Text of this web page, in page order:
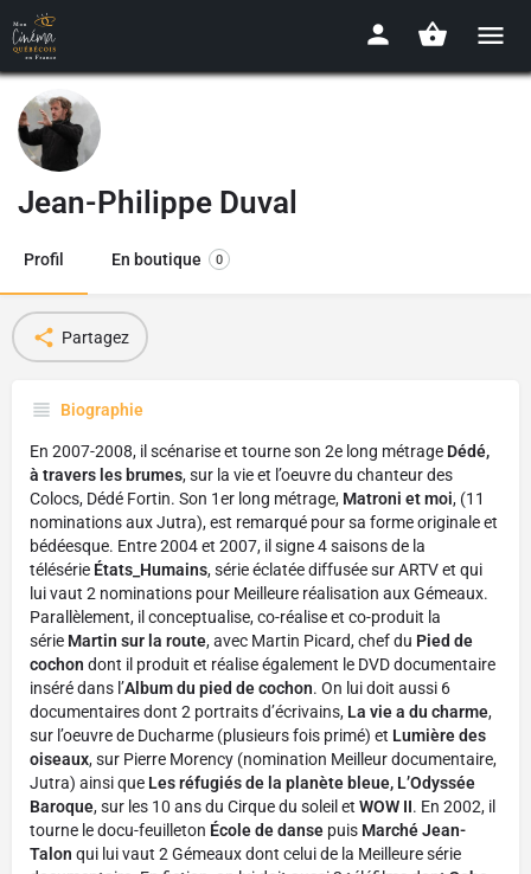
Jean-Philippe Duval
Profil En boutique 0
Partagez
Biographie
En 2007-2008, il scénarise et tourne son 2e long métrage Dédé,
à travers les brumes, sur la vie et l’oeuvre du chanteur des
Colocs, Dédé Fortin. Son 1er long métrage, Matroni et moi, (11
nominations aux Jutra), est remarqué pour sa forme originale et
bédéesque. Entre 2004 et 2007, il signe 4 saisons de la
télésérie États_Humains, série éclatée diffusée sur ARTV et qui
lui vaut 2 nominations pour Meilleure réalisation aux Gémeaux.
Parallèlement, il conceptualise, co-réalise et co-produit la
série Martin sur la route, avec Martin Picard, chef du Pied de
cochon dont il produit et réalise également le DVD documentaire
inséré dans l’Album du pied de cochon. On lui doit aussi 6
documentaires dont 2 portraits d’écrivains, La vie a du charme,
sur l’oeuvre de Ducharme (plusieurs fois primé) et Lumière des
oiseaux, sur Pierre Morency (nomination Meilleur documentaire,
Jutra) ainsi que Les réfugiés de la planète bleue, L’Odyssée
Baroque, sur les 10 ans du Cirque du soleil et WOW II. En 2002, il
tourne le docu-feuilleton École de danse puis Marché Jean-
Talon qui lui vaut 2 Gémeaux dont celui de la Meilleure série